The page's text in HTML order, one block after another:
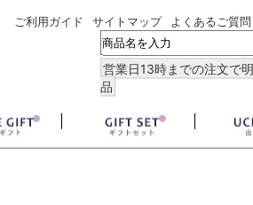
ご利用ガイド サイトマップ よくあるご質問
営業日13時までの注文で
品